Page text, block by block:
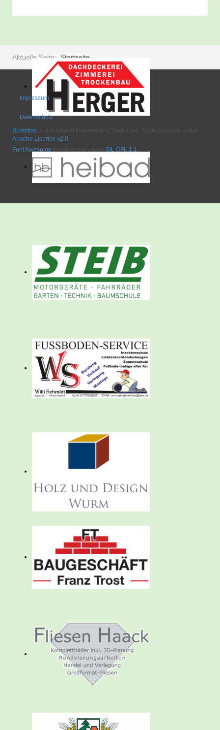
Aktuelle Seite: Startseite
Impressum
Datenschutz
Bootstrap is a front-end framework of Twitter, Inc. Code licensed under
Apache License v2.0
Font Awesome font licensed under SIL OFL 1.1